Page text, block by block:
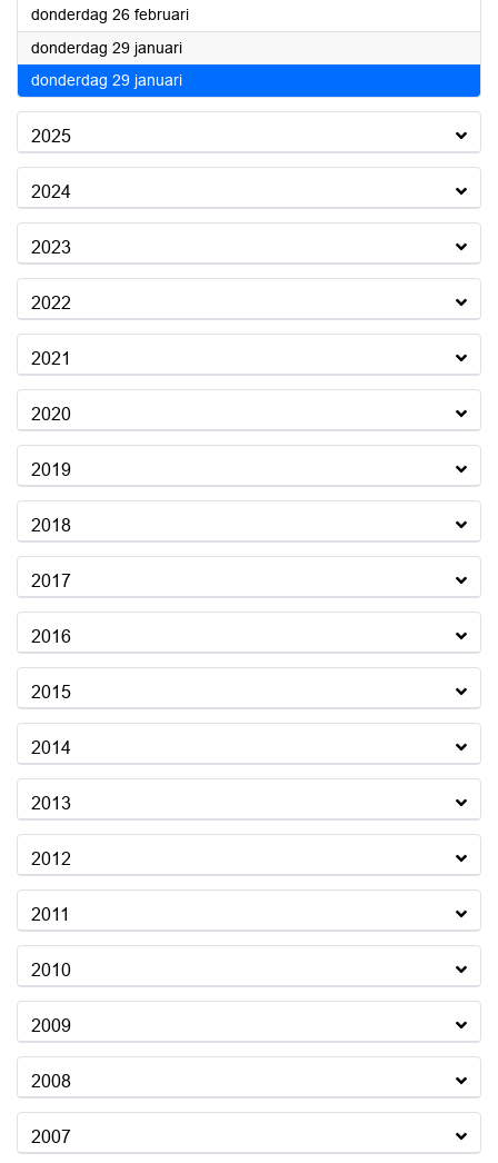
donderdag 26 februari2026
donderdag 29 januari2026
donderdag 29 januari2026
2025
2024
2023
2022
2021
2020
2019
2018
2017
2016
2015
2014
2013
2012
2011
2010
2009
2008
2007